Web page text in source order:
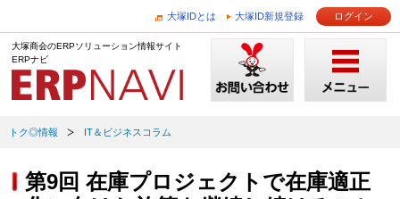
大塚IDとは 大塚ID新規登録 ログイン
大塚商会のERPソリューション情報サイト
ERPナビ
トク◎情報 IT＆ビジネスコラム
第9回 在庫プロジェクトで在庫適正